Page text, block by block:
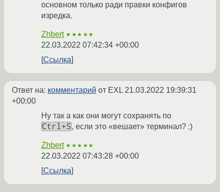
основном только ради правки конфигов
изредка.
Zhbert ★★★★★
22.03.2022 07:42:34 +00:00
Ссылка
Ответ на: комментарий от EXL21.03.2022 19:39:31
+00:00
Ну так а как они могут сохранять по
Ctrl+S, если это «вешает» терминал? :)
Zhbert ★★★★★
22.03.2022 07:43:28 +00:00
Ссылка